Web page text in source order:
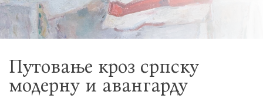
Путовање кроз српску
модерну и авангарду